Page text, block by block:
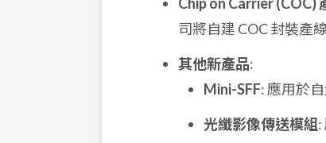
司將自建 COC 封裝產
其他新產品:
Mini-SFF: 應用於
光纖影像傳送模組 :